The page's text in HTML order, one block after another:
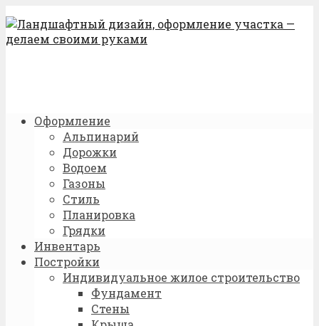
Оформление
Альпинарий
Дорожки
Водоем
Газоны
Стиль
Планировка
Грядки
Инвентарь
Постройки
Индивидуальное жилое строительство
Фундамент
Стены